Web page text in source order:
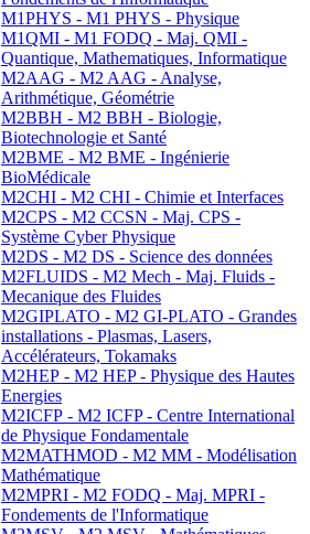
M1PHYS - M1 PHYS - Physique
M1QMI - M1 FODQ - Maj. QMI -
Quantique, Mathematiques, Informatique
M2AAG - M2 AAG - Analyse,
Arithmétique, Géométrie
M2BBH - M2 BBH - Biologie,
Biotechnologie et Santé
M2BME - M2 BME - Ingénierie
BioMédicale
M2CHI - M2 CHI - Chimie et Interfaces
M2CPS - M2 CCSN - Maj. CPS -
Système Cyber Physique
M2DS - M2 DS - Science des données
M2FLUIDS - M2 Mech - Maj. Fluids -
Mecanique des Fluides
M2GIPLATO - M2 GI-PLATO - Grandes
installations - Plasmas, Lasers,
Accélérateurs, Tokamaks
M2HEP - M2 HEP - Physique des Hautes
Energies
M2ICFP - M2 ICFP - Centre International
de Physique Fondamentale
M2MATHMOD - M2 MM - Modélisation
Mathématique
M2MPRI - M2 FODQ - Maj. MPRI -
Fondements de l'Informatique